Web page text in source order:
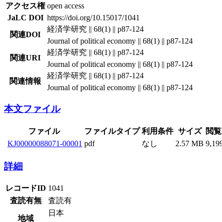
アクセス権 open access
JaLC DOI https://doi.org/10.15017/1041
関連DOI
経済学研究 || 68(1) || p87-124
Journal of political economy || 68(1) || p87-124
関連URI
経済学研究 || 68(1) || p87-124
Journal of political economy || 68(1) || p87-124
関連情報
経済学研究 || 68(1) || p87-124
Journal of political economy || 68(1) || p87-124
本文ファイル
ファイル ファイルタイプ 利用条件 サイズ 閲
KJ00000088071-00001 pdf なし 2.57 MB
詳細
レコードID 1041
査読有無
査読有
地域
日本